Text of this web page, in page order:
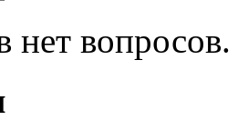
нет вопросов.